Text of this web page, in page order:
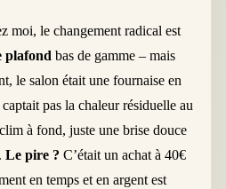
moi, le changement radical est
plafond bas de gamme – mais
le salon était une fournaise en
pas la chaleur résiduelle au
à fond, juste une brise douce
Le pire ? C’était un achat à 40€
en temps et en argent est